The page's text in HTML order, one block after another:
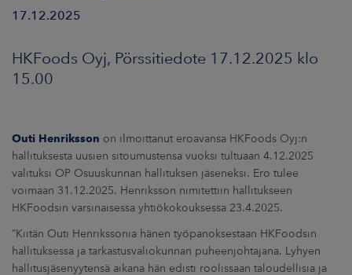
UUTISHUONE
17.12.2025
HKFoods Oyj, Pörssitiedote 17.12.2025 klo
15.00
Outi Henriksson on ilmoittanut eroavansa HKFoods Oyj:n
hallituksesta uusien sitoumustensa vuoksi tultuaan 4.12.2025
valituksi OP Osuuskunnan hallituksen jäseneksi. Ero tulee
voimaan 31.12.2025. Henriksson nimitettiin hallitukseen
HKFoodsin varsinaisessa yhtiökokouksessa 23.4.2025.
”Kiitän Outi Henrikssonia hänen työpanoksestaan HKFoodsin
hallituksessa ja tarkastusvaliokunnan puheenjohtajana. Lyhyen
hallitusjäsenyytensä aikana hän edisti roolissaan taloudellisia ja